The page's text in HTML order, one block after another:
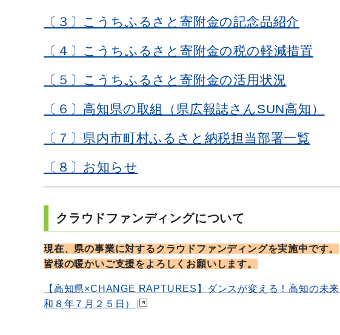
〔３〕こうちふるさと寄附金の記念品紹介
〔４〕こうちふるさと寄附金の税の軽減措置
〔５〕こうちふるさと寄附金の活用状況
〔６〕高知県の取組（県広報誌さんSUN高知）
〔７〕県内市町村ふるさと納税担当部署一覧
〔８〕お知らせ
クラウドファンディングについて
現在、県の事業に対するクラウドファンディングを実施中です。
皆様の暖かいご支援をよろしくお願いします。
【高知県×CHANGE RAPTURES】ダンスが変える！高知の未
和８年７月２５日）